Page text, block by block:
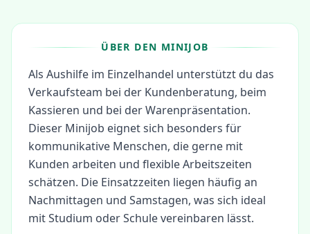
ÜBER DEN MINIJOB
Als Aushilfe im Einzelhandel unterstützt du das
Verkaufsteam bei der Kundenberatung, beim
Kassieren und bei der Warenpräsentation.
Dieser Minijob eignet sich besonders für
kommunikative Menschen, die gerne mit
Kunden arbeiten und flexible Arbeitszeiten
schätzen. Die Einsatzzeiten liegen häufig an
Nachmittagen und Samstagen, was sich ideal
mit Studium oder Schule vereinbaren lässt.